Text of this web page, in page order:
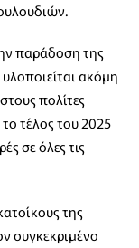
παράδοση της
ακόμη
πολίτες
τέλος του 2025
σε όλες τις
της
συγκεκριμένο